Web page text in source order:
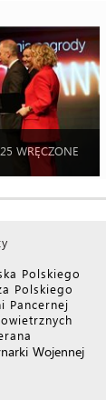
WRĘCZONE
Polskiego
Polskiego
Pancernej
Wojennej